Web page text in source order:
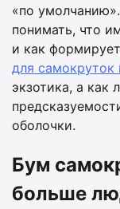
«по
понимать, что
и как
для самокруток
экзотика, а как
оболочки.
Бум
больше